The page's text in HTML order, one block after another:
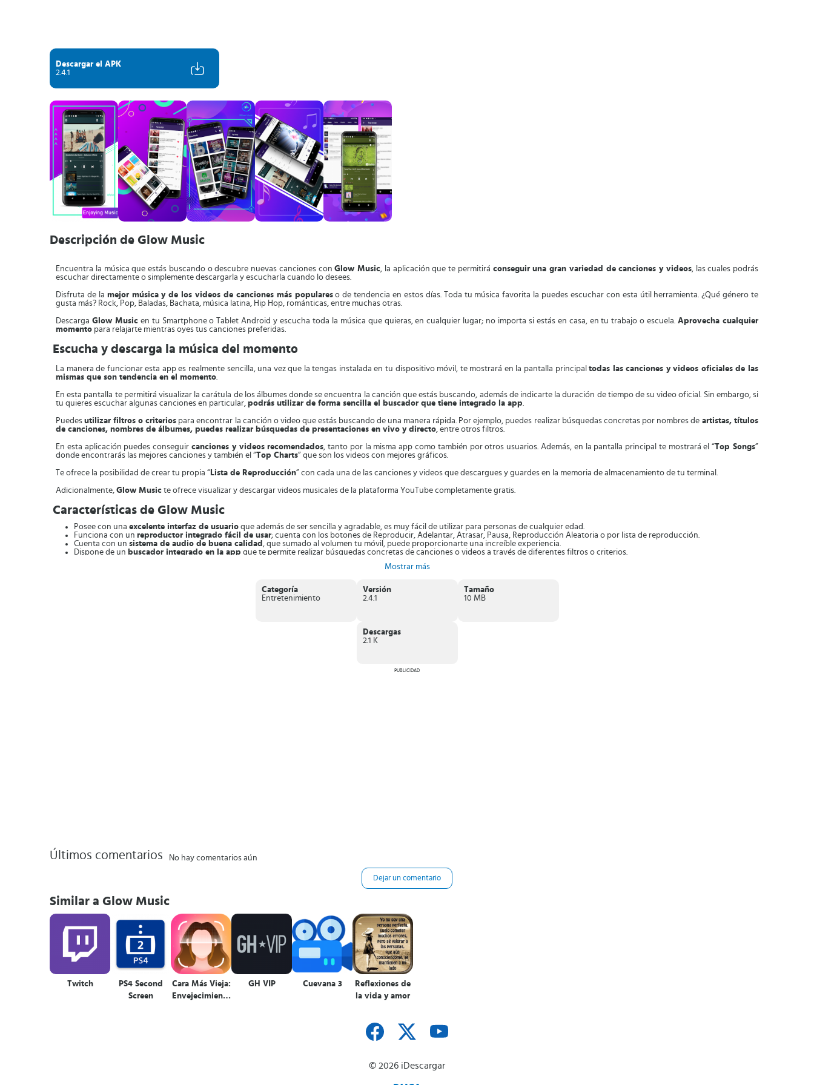
Descargar el APK
2.4.1
Descripción de Glow Music
Encuentra la música que estás buscando o descubre nuevas canciones conGlow Music, la aplicación que te permitirá conseguir una gran variedad de canciones y videos, las cuales podrás
escuchar directamente o simplemente descargarla y escucharla cuando lo desees.
Disfruta de la mejor música y de los videos de canciones más populareso de tendencia en estos días. Toda tu música favorita la puedes escuchar con esta útil herramienta. ¿Qué género te
gusta más? Rock, Pop, Baladas, Bachata, música latina, Hip Hop, románticas, entre muchas otras.
Descarga Glow Musicen tu Smartphone o Tablet Android y escucha toda la música que quieras, en cualquier lugar; no importa si estás en casa, en tu trabajo o escuela.Aprovecha cualquier
momento para relajarte mientras oyes tus canciones preferidas.
Escucha y descarga la música del momento
La manera de funcionar esta app es realmente sencilla, una vez que la tengas instalada en tu dispositivo móvil, te mostrará en la pantalla principaltodas las canciones y videos oficiales de las
mismas que son tendencia en el momento.
En esta pantalla te permitirá visualizar la carátula de los álbumes donde se encuentra la canción que estás buscando, además de indicarte la duración de tiempo de su video oficial. Sin embargo, si
tu quieres escuchar algunas canciones en particular, podrás utilizar de forma sencilla el buscador que tiene integrado la app.
Puedesutilizar filtros o criterios para encontrar la canción o video que estás buscando de una manera rápida. Por ejemplo, puedes realizar búsquedas concretas por nombres deartistas, títulos
de canciones, nombres de álbumes, puedes realizar búsquedas de presentaciones en vivo y directo, entre otros filtros.
En esta aplicación puedes conseguir canciones y videos recomendados, tanto por la misma app como también por otros usuarios. Además, en la pantalla principal te mostrará el “Top Songs”
donde encontrarás las mejores canciones y también el “Top Charts” que son los videos con mejores gráficos.
Te ofrece la posibilidad de crear tu propia “ Lista de Reproducción” con cada una de las canciones y videos que descargues y guardes en la memoria de almacenamiento de tu terminal.
Adicionalmente, Glow Music te ofrece visualizar y descargar videos musicales de la plataforma YouTube completamente gratis.
Características de Glow Music
Posee con una excelente interfaz de usuario que además de ser sencilla y agradable, es muy fácil de utilizar para personas de cualquier edad.
Funciona con un reproductor integrado fácil de usar; cuenta con los botones de Reproducir, Adelantar, Atrasar, Pausa, Reproducción Aleatoria o por lista de reproducción.
Cuenta con un sistema de audio de buena calidad , que sumado al volumen tu móvil, puede proporcionarte una increíble experiencia.
Dispone de un buscador integrado en la app que te permite realizar búsquedas concretas de canciones o videos a través de diferentes filtros o criterios.
Mostrar más
Categoría
Entretenimiento
Versión
2.4.1
Tamaño
10 MB
Descargas
2.1 K
PUBLICIDAD
Últimos comentarios No hay comentarios aún
Dejar un comentario
Similar a Glow Music
Twitch
PS4 Second
Screen
Cara Más Vieja:
Envejecimiento
GH VIP Cuevana 3
Reflexiones de
la vida y amor
© 2026 iDescargar